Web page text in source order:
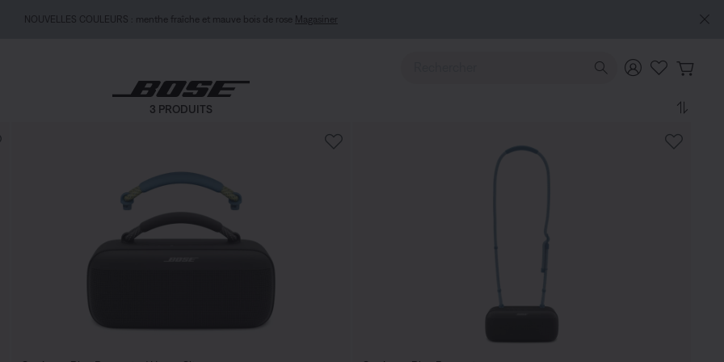
NOUVELLES COULEURS : menthe fraîche et mauve bois de rose Magasiner
Utilisez les touches de flèche Haut ou Bas pour naviguer
3 PRODUITS